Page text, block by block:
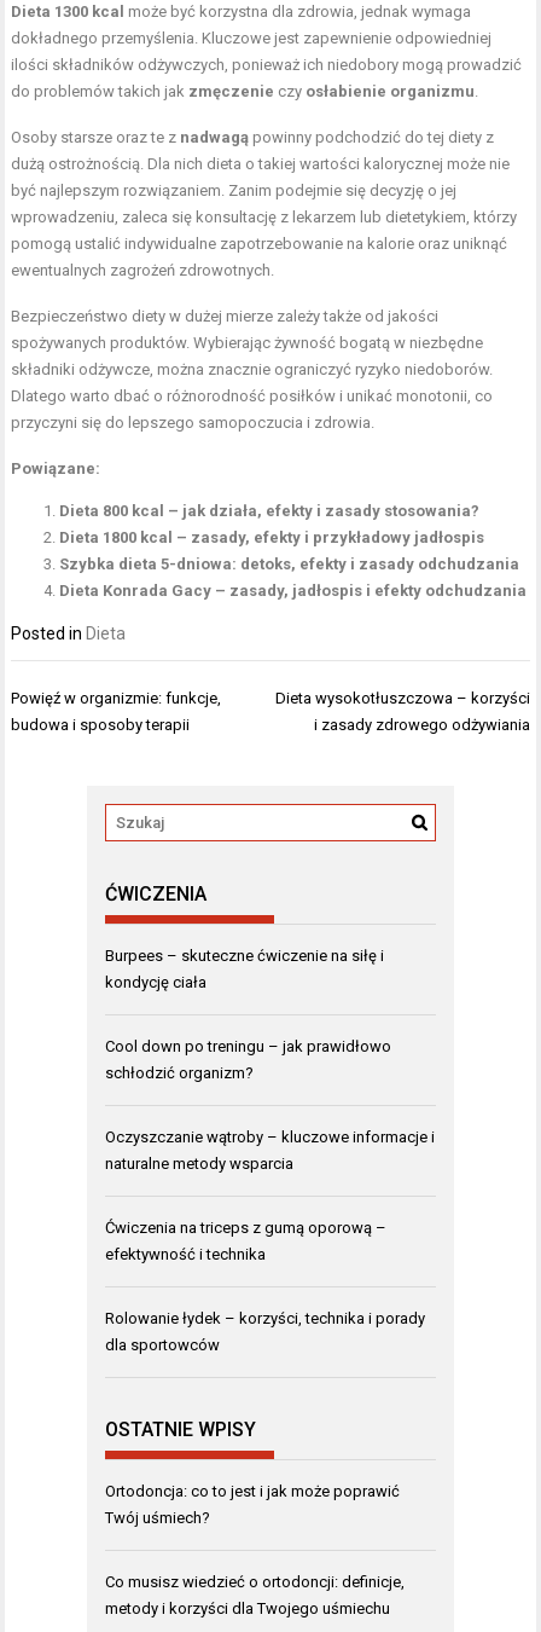
Dieta 1300 kcal może być korzystna dla zdrowia, jednak wymaga
dokładnego przemyślenia. Kluczowe jest zapewnienie odpowiedniej
ilości składników odżywczych, ponieważ ich niedobory mogą prowadzić
do problemów takich jak zmęczenie czy osłabienie organizmu.
Osoby starsze oraz te z nadwagą powinny podchodzić do tej diety z
dużą ostrożnością. Dla nich dieta o takiej wartości kalorycznej może nie
być najlepszym rozwiązaniem. Zanim podejmie się decyzję o jej
wprowadzeniu, zaleca się konsultację z lekarzem lub dietetykiem, którzy
pomogą ustalić indywidualne zapotrzebowanie na kalorie oraz uniknąć
ewentualnych zagrożeń zdrowotnych.
Bezpieczeństwo diety w dużej mierze zależy także od jakości
spożywanych produktów. Wybierając żywność bogatą w niezbędne
składniki odżywcze, można znacznie ograniczyć ryzyko niedoborów.
Dlatego warto dbać o różnorodność posiłków i unikać monotonii, co
przyczyni się do lepszego samopoczucia i zdrowia.
Powiązane:
Dieta 800 kcal – jak działa, efekty i zasady stosowania?
Dieta 1800 kcal – zasady, efekty i przykładowy jadłospis
Szybka dieta 5-dniowa: detoks, efekty i zasady odchudzania
Dieta Konrada Gacy – zasady, jadłospis i efekty odchudzania
Posted in Dieta
Nawigacja
wpisu
Powięź w organizmie: funkcje,
budowa i sposoby terapii
Dieta wysokotłuszczowa – korzyści
i zasady zdrowego odżywiania
ĆWICZENIA
Burpees – skuteczne ćwiczenie na siłę i
kondycję ciała
Cool down po treningu – jak prawidłowo
schłodzić organizm?
Oczyszczanie wątroby – kluczowe informacje i
naturalne metody wsparcia
Ćwiczenia na triceps z gumą oporową –
efektywność i technika
Rolowanie łydek – korzyści, technika i porady
dla sportowców
OSTATNIE WPISY
Ortodoncja: co to jest i jak może poprawić
Twój uśmiech?
Co musisz wiedzieć o ortodoncji: definicje,
metody i korzyści dla Twojego uśmiechu